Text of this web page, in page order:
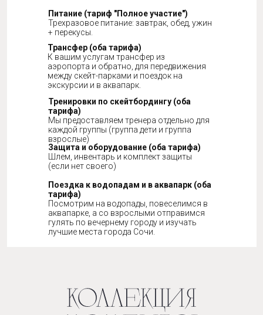
Поездка к водопадам и в аквапарк (оба
тарифа)
Посмотрим на водопады, повеселимся в
аквапарке, а со взрослыми отправимся
гулять по вечернему городу и изучать
лучшие места города Сочи.
Защита и оборудование (оба тарифа)
Шлем, инвентарь и комплект защиты
(если нет своего)
Тренировки по скейтбордингу (оба
тарифа)
Мы предоставляем тренера отдельно для
каждой группы (группа дети и группа
взрослые)
Трансфер (оба тарифа)
К вашим услугам трансфер из
аэропорта и обратно, для передвижения
между скейт-парками и поездок на
экскурсии и в аквапарк.
Питание (тариф "Полное участие")
Трехразовое питание: завтрак, обед, ужин
+ перекусы.